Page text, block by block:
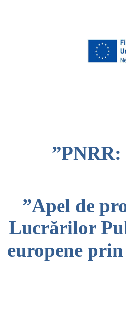
”Apel de
Lucrărilor
europene